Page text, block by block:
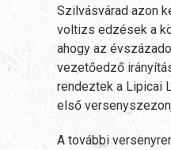
Szilvásvárad azon
voltizs edzések a
ahogy az
vezetőedző
rendeztek a Lipicai
első
A további